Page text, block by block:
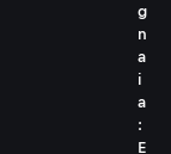
g
n
a
i
a
:
E